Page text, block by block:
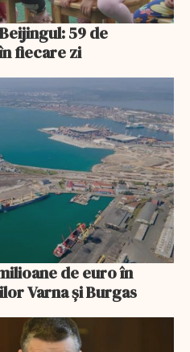
59 de
fiecare zi
de euro în
Varna și Burgas